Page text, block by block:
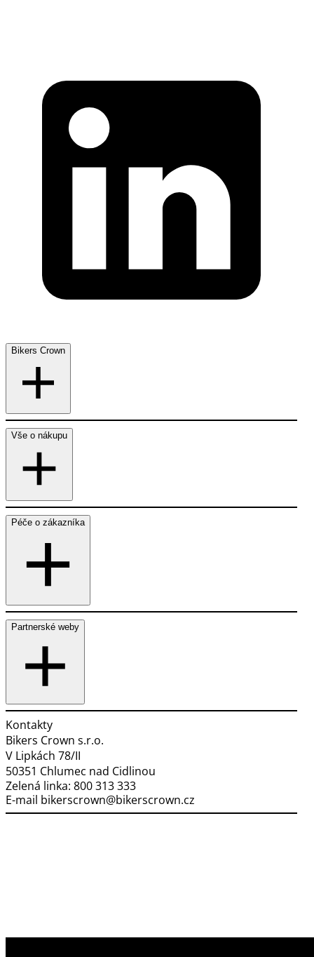
Bikers Crown
Vše o nákupu
Péče o zákazníka
Partnerské weby
Kontakty
Bikers Crown s.r.o.
V Lipkách 78/II
50351 Chlumec nad Cidlinou
Zelená linka: 800 313 333
E-mail bikerscrown@bikerscrown.cz